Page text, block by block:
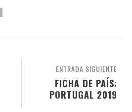
ENTRADA SIGUIENTE
FICHA DE PAÍS:
PORTUGAL 2019